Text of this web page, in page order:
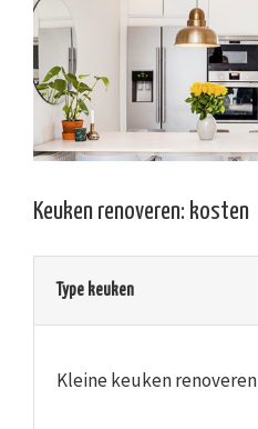
Keuken renoveren: kosten
Type keuken
Kleine keuken renoveren